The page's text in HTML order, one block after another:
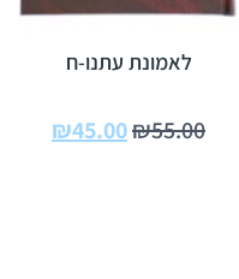
לאמונת עתנו-ח
₪55.00
₪45.00